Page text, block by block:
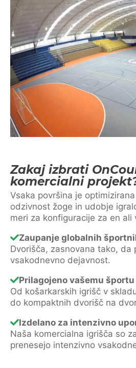
Zakaj izbrati
komercialni
Vsaka površina je
odzivnost žoge in udobje
meri za konfiguracije za en ali
Zaupanje globalnih
Dvorišča, zasnovana tako, da
vsakodnevno dejavnost.
Prilagojeno vašemu
Od košarkarskih igrišč v
do kompaktnih dvorišč na
Izdelano za intenzivno
Naša komercialna igrišča so
prenesejo intenzivno